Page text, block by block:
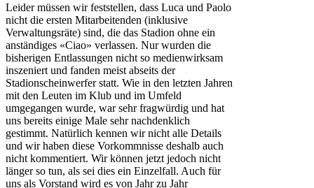
Leider müssen wir feststellen, dass Luca und Paolo
nicht die ersten Mitarbeitenden (inklusive
Verwaltungsräte) sind, die das Stadion ohne ein
anständiges «Ciao» verlassen. Nur wurden die
bisherigen Entlassungen nicht so medienwirksam
inszeniert und fanden meist abseits der
Stadionscheinwerfer statt. Wie in den letzten Jahren
mit den Leuten im Klub und im Umfeld
umgegangen wurde, war sehr fragwürdig und hat
uns bereits einige Male sehr nachdenklich
gestimmt. Natürlich kennen wir nicht alle Details
und wir haben diese Vorkommnisse deshalb auch
nicht kommentiert. Wir können jetzt jedoch nicht
länger so tun, als sei dies ein Einzelfall. Auch für
uns als Vorstand wird es von Jahr zu Jahr